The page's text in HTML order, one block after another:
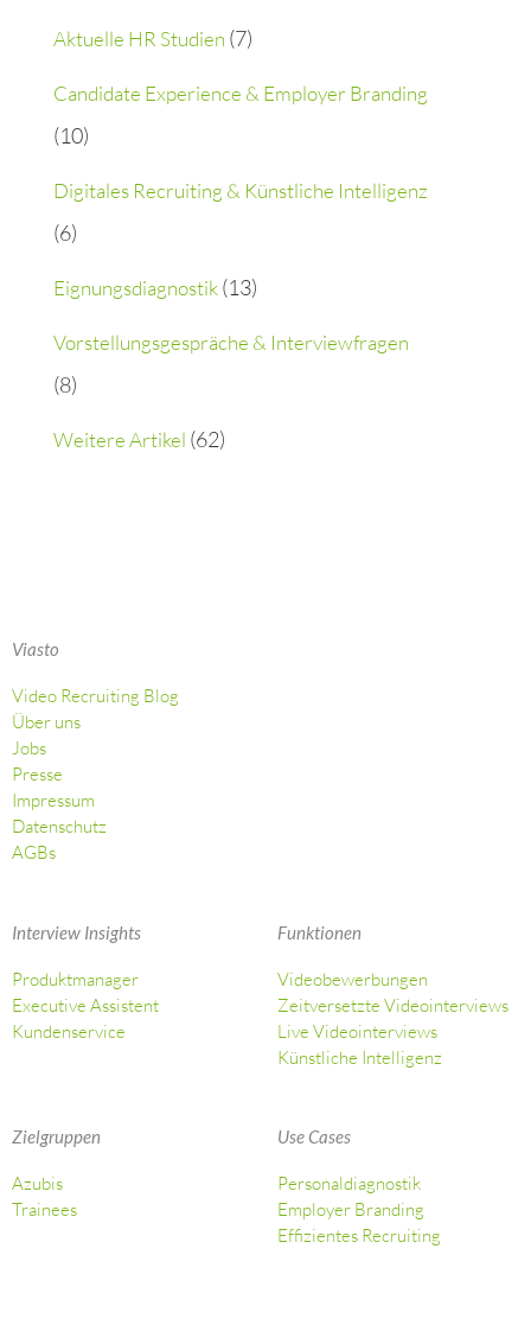
c
h
f
o
r
Aktuelle HR Studien (7)
Candidate Experience & Employer Branding
(10)
Digitales Recruiting & Künstliche Intelligenz
(6)
Eignungsdiagnostik(13)
Vorstellungsgespräche & Interviewfragen
(8)
Weitere Artikel (62)
Viasto
Video Recruiting Blog
Über uns
Jobs
Presse
Impressum
Datenschutz
AGBs
Interview Insights
Produktmanager
Executive Assistent
Kundenservice
Funktionen
Videobewerbungen
Zeitversetzte Videointerviews
Live Videointerviews
Künstliche Intelligenz
Zielgruppen
Azubis
Trainees
Use Cases
Personaldiagnostik
Employer Branding
Effizientes Recruiting